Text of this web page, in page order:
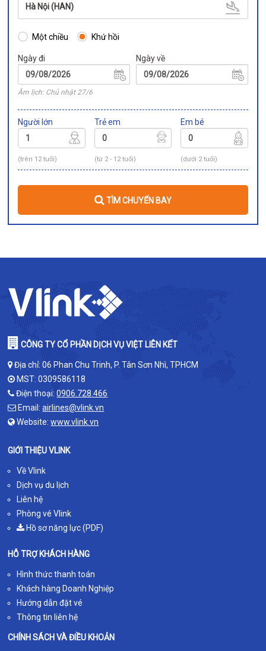
Hà Nội (HAN)
Một chiều Khứ hồi
Ngày đi
Âm lịch: Chủ nhật 27/6
Ngày về
Người lớn
(trên 12 tuổi)
Trẻ em
(từ 2 - 12 tuổi)
Em bé
(dưới 2 tuổi)
TÌM CHUYẾN BAY
CÔNG TY CỔ PHẦN DỊCH VỤ VIỆT LIÊN KẾT
Địa chỉ: 06 Phan Chu Trinh, P. Tân Sơn Nhì, TPHCM
MST: 0309586118
Điện thoại:0906.728.466
Email:airlines@vlink.vn
Website:www.vlink.vn
GIỚI THIỆU VLINK
Về Vlink
Dịch vụ du lịch
Liên hệ
Phòng vé Vlink
Hồ sơ năng lực (PDF)
HỖ TRỢ KHÁCH HÀNG
Hình thức thanh toán
Khách hàng Doanh Nghiệp
Hướng dẫn đặt vé
Thông tin liên hệ
CHÍNH SÁCH VÀ ĐIỀU KHOẢN